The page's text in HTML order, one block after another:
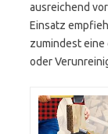
ausreichend
Einsatz
zumindest eine
oder